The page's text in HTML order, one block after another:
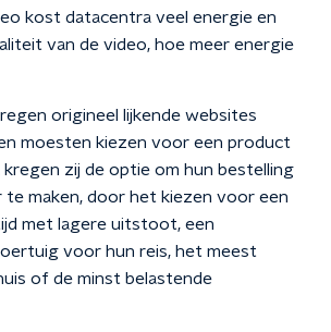
kost datacentra veel energie en
van de video, hoe meer energie
origineel lijkende websites
moesten kiezen voor een product
zij de optie om hun bestelling
te maken, door het kiezen voor een
met lagere uitstoot, een
voor hun reis, het meest
of de minst belastende